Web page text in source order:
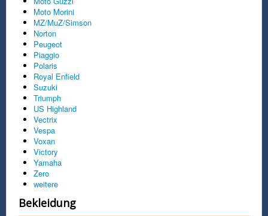
Moto Morini
MZ/MuZ/Simson
Norton
Peugeot
Piaggio
Polaris
Royal Enfield
Suzuki
Triumph
US Highland
Vectrix
Vespa
Voxan
Victory
Yamaha
Zero
weitere
Bekleidung